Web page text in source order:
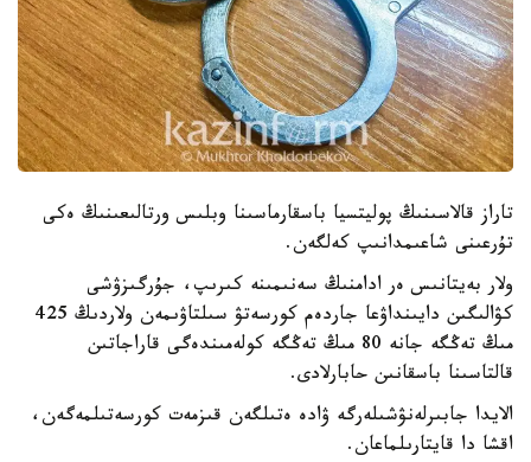
تاراز قالاسىنىڭ پوليتسيا باسقارماسىنا وبلىس ورتالىعىنىڭ ەكى
تۇرعىنى شاعىمدانىپ كەلگەن.
ولار بەيتانىس ەر ادامنىڭ سەنىمىنە كىرىپ، جۇرگىزۋشى
كۋالىگىن دايىنداۋعا جاردەم كورسەتۋ سىلتاۋىمەن ولاردىڭ 425
مىڭ تەڭگە جانە 80 مىڭ تەڭگە كولەمىندەگى قاراجاتىن
قالتاسىنا باسقانىن حابارلادى.
الايدا جابىرلەنۋشىلەرگە ۋادە ەتىلگەن قىزمەت كورسەتىلمەگەن،
اقشا دا قايتارىلماعان.